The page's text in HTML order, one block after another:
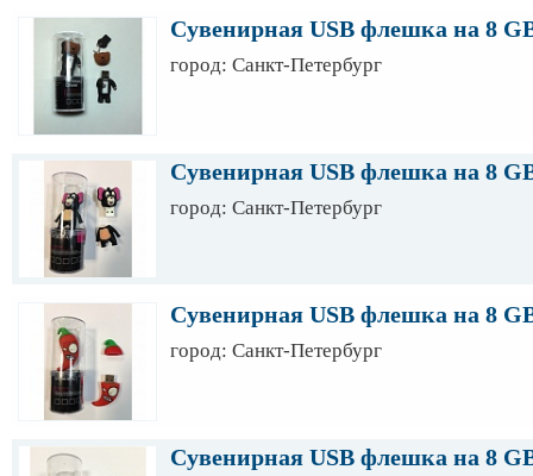
Сувенирная USB флешка на 8
город: Санкт-Петербург
Сувенирная USB флешка на 8
город: Санкт-Петербург
Сувенирная USB флешка на 8
город: Санкт-Петербург
Сувенирная USB флешка на 8